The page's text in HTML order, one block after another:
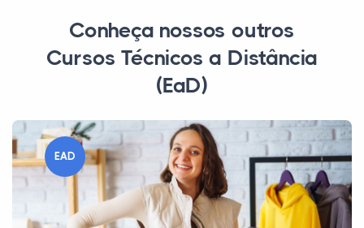
Conheça nossos outros
Cursos Técnicos a Distância
(EaD)
EAD